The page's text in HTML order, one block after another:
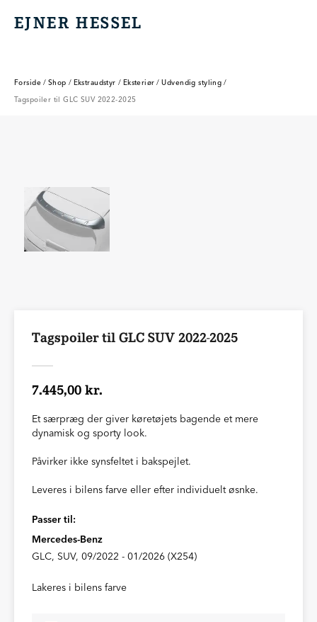
EJNER HESSEL
EJNER HESSEL
Forside / Shop / Ekstraudstyr / Eksteriør / Udvendig styling /
Tagspoiler til GLC SUV 2022-2025
Tagspoiler til GLC SUV 2022-2025
7.445,00 kr.
Et særpræg der giver køretøjets bagende et mere
dynamisk og sporty look.
Påvirker ikke synsfeltet i bakspejlet.
Leveres i bilens farve eller efter individuelt øsnke.
Passer til:
Mercedes-Benz
GLC, SUV, 09/2022 - 01/2026 (X254)
Lakeres i bilens farve